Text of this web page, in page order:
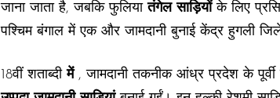
जाना जाता है, जबकि फुलियातंगेल साड़ियोंके लिए
पश्चिम बंगाल में एक और जामदानी बुनाई केंद्र हुगली
18वीं शताब्दीमें, जामदानी तकनीक आंध्र प्रदेश के